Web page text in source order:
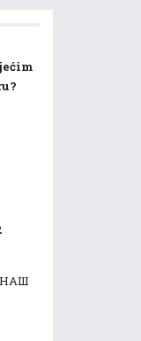
НАШ